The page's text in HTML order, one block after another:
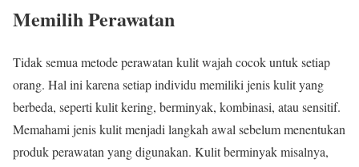
Memilih Perawatan
Tidak semua metode perawatan kulit wajah cocok untuk setiap
orang. Hal ini karena setiap individu memiliki jenis kulit yang
berbeda, seperti kulit kering, berminyak, kombinasi, atau sensitif.
Memahami jenis kulit menjadi langkah awal sebelum menentukan
produk perawatan yang digunakan. Kulit berminyak misalnya,